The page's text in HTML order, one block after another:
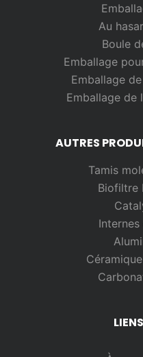
Au
Boule
Emballage
Emballage
Emballage de
AUTRES
Tamis
Biofiltre